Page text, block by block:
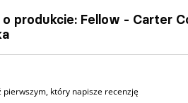
produkcie: Fellow - Carter
pierwszym, który napisze recenzję